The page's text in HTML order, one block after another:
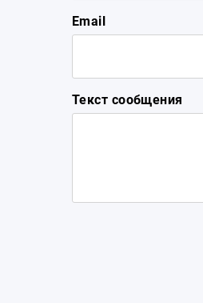
Email
Текст сообщения